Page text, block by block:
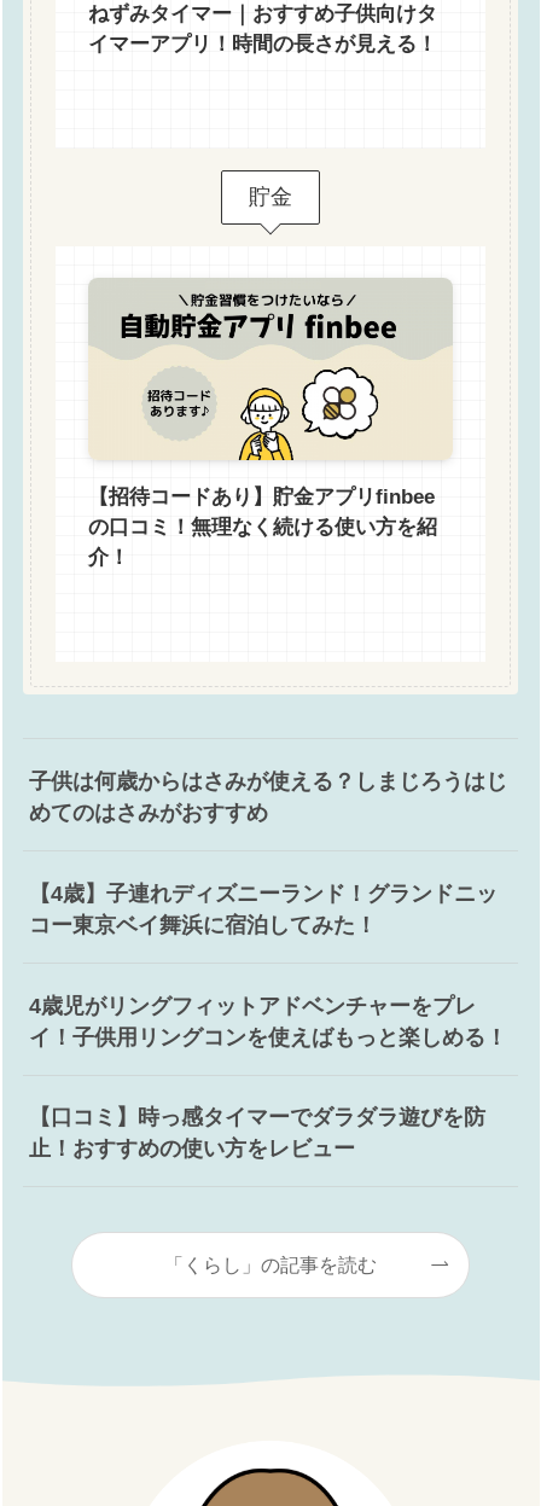
ねずみタイマー｜おすすめ子供向けタ
イマーアプリ！時間の長さが見える！
貯金
【招待コードあり】貯金アプリfinbee
の口コミ！無理なく続ける使い方を紹
介！
子供は何歳からはさみが使える？しまじろうはじ
めてのはさみがおすすめ
【4歳】子連れディズニーランド！グランドニッ
コー東京ベイ舞浜に宿泊してみた！
4歳児がリングフィットアドベンチャーをプレ
イ！子供用リングコンを使えばもっと楽しめる！
【口コミ】時っ感タイマーでダラダラ遊びを防
止！おすすめの使い方をレビュー
「くらし」の記事を読む